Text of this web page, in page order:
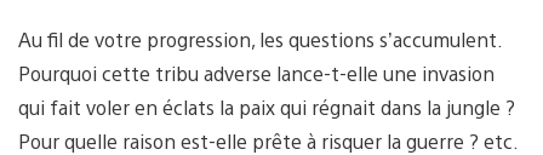
Au fil de votre progression, les questions s’accumulent.
Pourquoi cette tribu adverse lance-t-elle une invasion
qui fait voler en éclats la paix qui régnait dans la jungle ?
Pour quelle raison est-elle prête à risquer la guerre ? etc.